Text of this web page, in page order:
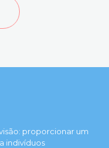
proporcionar um
indivíduos